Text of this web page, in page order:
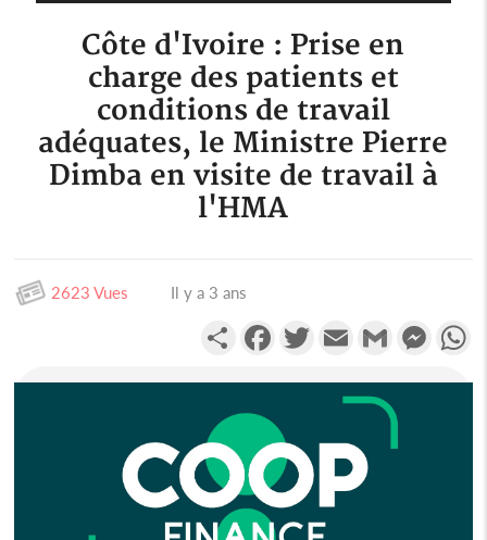
Côte d'Ivoire : Prise en
charge des patients et
conditions de travail
adéquates, le Ministre Pierre
Dimba en visite de travail à
l'HMA
2623 Vues Il y a 3 ans
PartagerFacebookTwitterEmail Gmail